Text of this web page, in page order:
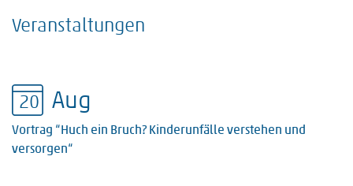
Veranstaltungen
20 Aug
Vortrag “Huch ein Bruch? Kinderunfälle verstehen und
versorgen“